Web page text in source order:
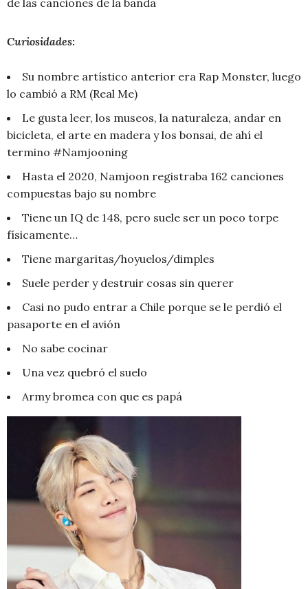
de las canciones de la banda
Curiosidades:
Su nombre artístico anterior era Rap Monster, luego
lo cambió a RM (Real Me)
Le gusta leer, los museos, la naturaleza, andar en
bicicleta, el arte en madera y los bonsai, de ahí el
termino #Namjooning
Hasta el 2020, Namjoon registraba 162 canciones
compuestas bajo su nombre
Tiene un IQ de 148, pero suele ser un poco torpe
físicamente…
Tiene margaritas/hoyuelos/dimples
Suele perder y destruir cosas sin querer
Casi no pudo entrar a Chile porque se le perdió el
pasaporte en el avión
No sabe cocinar
Una vez quebró el suelo
Army bromea con que es papá